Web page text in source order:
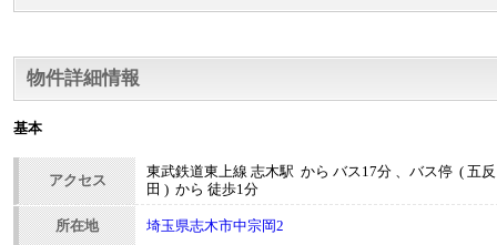
物件詳細情報
基本
アクセス
東武鉄道東上線 志木駅 から バス17分 、バス停 ( 五反
田 ) から 徒歩1分
所在地 埼玉県志木市中宗岡2